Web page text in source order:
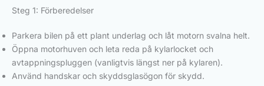
Steg 1: Förberedelser
Parkera bilen på ett plant underlag och låt motorn svalna helt.
Öppna motorhuven och leta reda på kylarlocket och
avtappningspluggen (vanligtvis längst ner på kylaren).
Använd handskar och skyddsglasögon för skydd.